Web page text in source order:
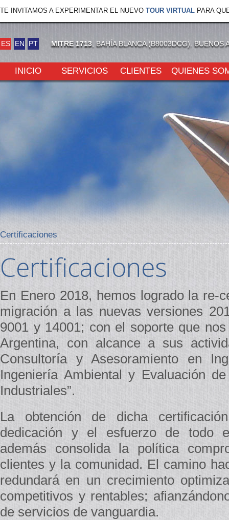
INICIO SERVICIOS CLIENTES QUIENES
Certificaciones
Certificaciones
En Enero 2018, hemos logrado la re-
migración a las nuevas versiones
9001 y 14001; con el soporte que
Argentina, con alcance a sus
Consultoría y Asesoramiento en
Ingeniería Ambiental y Evaluación
Industriales”.
La obtención de dicha
dedicación y el esfuerzo de todo
además consolida la política
clientes y la comunidad. El camino
redundará en un crecimiento
competitivos y rentables;
de servicios de vanguardia.
ES EN PT MITRE 1713 , BAHÍA BLANCA (B8003DCG). BUENOS
TE INVITAMOS A EXPERIMENTAR EL NUEVO TOUR VIRTUAL PARA